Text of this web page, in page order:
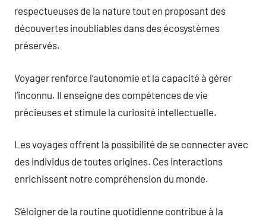
respectueuses de la nature tout en proposant des
découvertes inoubliables dans des écosystèmes
préservés.
Voyager renforce l’autonomie et la capacité à gérer
l’inconnu. Il enseigne des compétences de vie
précieuses et stimule la curiosité intellectuelle.
Les voyages offrent la possibilité de se connecter avec
des individus de toutes origines. Ces interactions
enrichissent notre compréhension du monde.
S’éloigner de la routine quotidienne contribue à la